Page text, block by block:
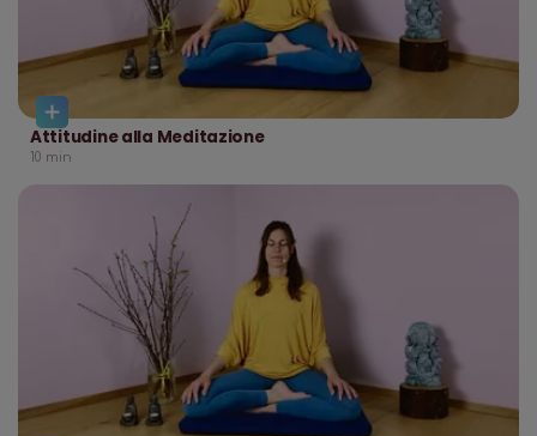
Attitudine alla Meditazione
10 min